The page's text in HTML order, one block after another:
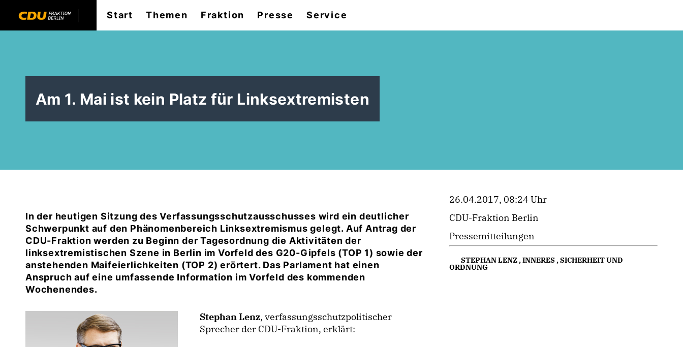
Start Themen Fraktion Presse Service
Am 1. Mai ist kein Platz für Linksextremisten
In der heutigen Sitzung des Verfassungsschutzausschusses wird ein deutlicher
Schwerpunkt auf den Phänomenbereich Linksextremismus gelegt. Auf Antrag der
CDU-Fraktion werden zu Beginn der Tagesordnung die Aktivitäten der
linksextremistischen Szene in Berlin im Vorfeld des G20-Gipfels (TOP 1) sowie der
anstehenden Maifeierlichkeiten (TOP 2) erörtert. Das Parlament hat einen
Anspruch auf eine umfassende Information im Vorfeld des kommenden
Wochenendes.
Stephan Lenz, verfassungsschutzpolitischer
Sprecher der CDU-Fraktion, erklärt:
26.04.2017, 08:24 Uhr
CDU-Fraktion Berlin
Pressemitteilungen
STEPHAN LENZ,INNERES ,SICHERHEIT UND
ORDNUNG